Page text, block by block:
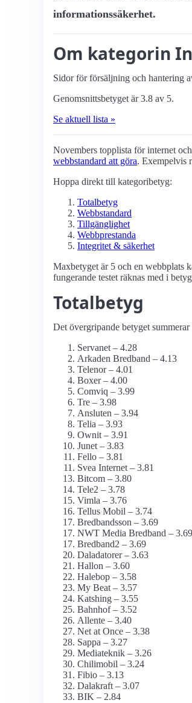
informationssäkerhet.
Om kategorin
Sidor för försäljning och hantering
Genomsnittsbetyget är 3.8 av 5.
Se aktuell lista »
Novembers topplista för internet
webbstandard att göra. Exempelvis
Hoppa direkt till kategoribetyg:
Totalbetyg
Webbstandard
Tillgänglighet
Webbprestanda
Integritet & säkerhet
Maxbetyget är 5 och en webbplats
fungerande testet räknas med i
Totalbetyg
Det övergripande betyget
Servanet – 4.28
Arkaden Bredband – 4.13
Telenor – 4.01
Boxer – 4.00
Comviq – 3.99
Tre – 3.98
Ansluten – 3.94
Telia – 3.93
Ownit – 3.91
Junet – 3.83
Fello – 3.81
Svea Internet – 3.81
Bitcom – 3.80
Tele2 – 3.78
Vimla – 3.76
Tellus Mobil – 3.74
Bredbandsson – 3.69
NWT Media Bredband – 3.69
Bredband2 – 3.69
Daladatorer – 3.63
Hallon – 3.60
Halebop – 3.58
My Beat – 3.57
Katshing – 3.55
Bahnhof – 3.52
Allente – 3.40
Net at Once – 3.38
Sappa – 3.27
Mediateknik – 3.26
Chilimobil – 3.24
Fibio – 3.13
Dalakraft – 3.07
BIK – 2.84